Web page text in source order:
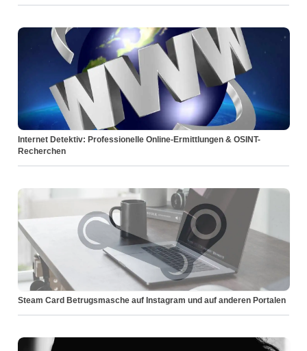
Internet Detektiv: Professionelle Online-Ermittlungen & OSINT-
Recherchen
Steam Card Betrugsmasche auf Instagram und auf anderen Portalen